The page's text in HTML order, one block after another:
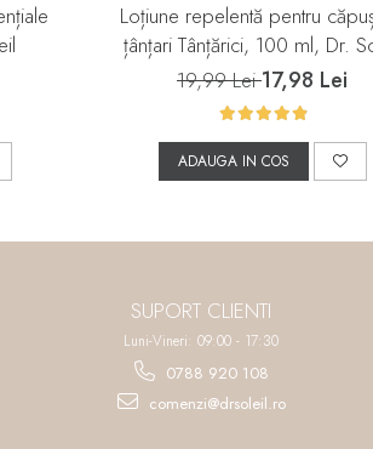
Loțiune repelentă pentru
țânțari Tânțărici, 100 ml, Dr.
19,99 Lei17,98 Lei
ADAUGA IN COS
SUPORT CLIENTI
Luni-Vineri: 09:00 - 17:30
0788 920 108
comenzi@drsoleil.ro